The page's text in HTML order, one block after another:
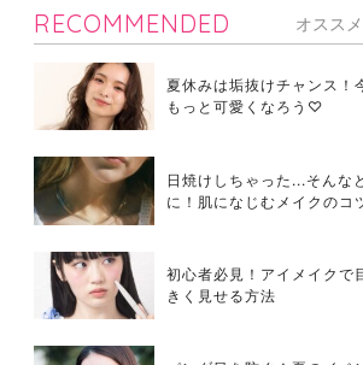
RECOMMENDED オスス
夏休みは垢抜けチャンス！
もっと可愛くなろう♡
日焼けしちゃった...そんな
に！肌になじむメイクのコ
初心者必見！アイメイクで
きく見せる方法